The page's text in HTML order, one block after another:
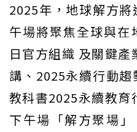
2025年，地球解方
午場將聚焦全球與在
日官方組織 及關鍵
講、2025永續行動
教科書2025永續教育
下午場「解方聚場